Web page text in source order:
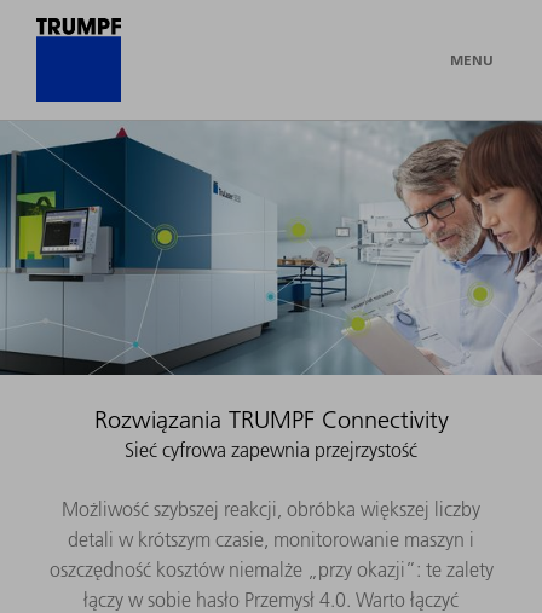
MENU
Rozwiązania TRUMPF Connectivity
Sieć cyfrowa zapewnia przejrzystość
Możliwość szybszej reakcji, obróbka większej liczby
detali w krótszym czasie, monitorowanie maszyn i
oszczędność kosztów niemalże „przy okazji”: te zalety
łączy w sobie hasło Przemysł 4.0. Warto łączyć